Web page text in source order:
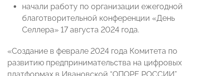
начали работу по организации ежегодной
благотворительной конференции «День
Селлера» 17 августа 2024 года.
«Создание в феврале 2024 года Комитета по
развитию предпринимательства на цифровых